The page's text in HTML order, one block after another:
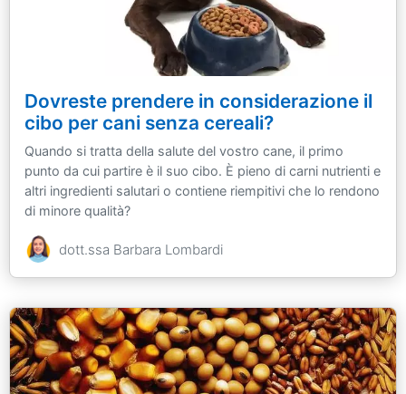
Dovreste prendere in considerazione il
cibo per cani senza cereali?
Quando si tratta della salute del vostro cane, il primo
punto da cui partire è il suo cibo. È pieno di carni nutrienti e
altri ingredienti salutari o contiene riempitivi che lo rendono
di minore qualità?
dott.ssa Barbara Lombardi